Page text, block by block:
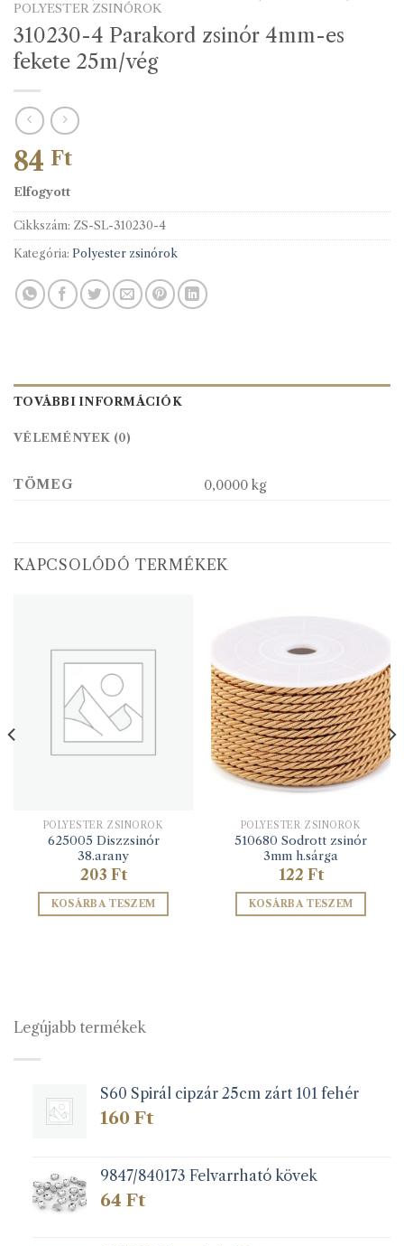
POLYESTER ZSINÓROK
310230-4 Parakord zsinór 4mm-es
fekete 25m/vég
84 Ft
Elfogyott
Cikkszám: ZS-SL-310230-4
Kategória: Polyester zsinórok
TOVÁBBI INFORMÁCIÓK
VÉLEMÉNYEK (0)
TÖMEG 0,0000 kg
KAPCSOLÓDÓ TERMÉKEK
POLYESTER ZSINÓROK
625005 Diszzsinór
38.arany
203 Ft
KOSÁRBA TESZEM
POLYESTER ZSINÓROK
510680 Sodrott zsinór
3mm h.sárga
122 Ft
KOSÁRBA TESZEM
Legújabb termékek
S60 Spirál cipzár 25cm zárt 101 fehér
160 Ft
9847/840173 Felvarrható kövek
64 Ft